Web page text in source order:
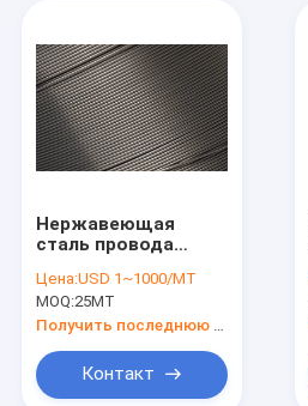
Нержавеющая
сталь провода
защищенной дуги
газа AWS A5.9 ER310
Цена:USD 1~1000/MT
MOQ:25MT
Контакт